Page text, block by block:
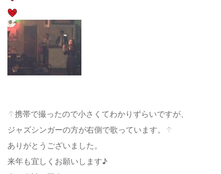
↑携帯で撮ったので小さくてわかりずらいですが、
ジャズシンガーの方が右側で歌っています。↑
ありがとうございました。
来年も宜しくお願いします♪